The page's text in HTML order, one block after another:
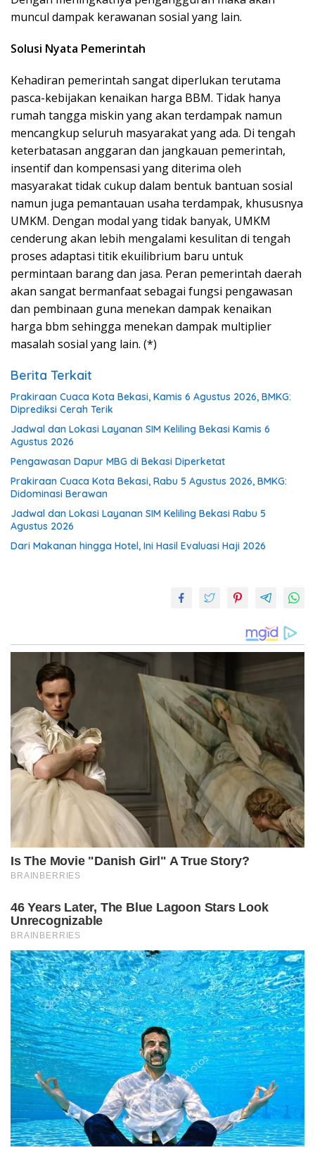
muncul dampak kerawanan sosial yang lain.
Solusi Nyata Pemerintah
Kehadiran pemerintah sangat diperlukan terutama
pasca-kebijakan kenaikan harga BBM. Tidak hanya
rumah tangga miskin yang akan terdampak namun
mencangkup seluruh masyarakat yang ada. Di tengah
keterbatasan anggaran dan jangkauan pemerintah,
insentif dan kompensasi yang diterima oleh
masyarakat tidak cukup dalam bentuk bantuan sosial
namun juga pemantauan usaha terdampak, khususnya
UMKM. Dengan modal yang tidak banyak, UMKM
cenderung akan lebih mengalami kesulitan di tengah
proses adaptasi titik ekuilibrium baru untuk
permintaan barang dan jasa. Peran pemerintah daerah
akan sangat bermanfaat sebagai fungsi pengawasan
dan pembinaan guna menekan dampak kenaikan
harga bbm sehingga menekan dampak multiplier
masalah sosial yang lain. (*)
Berita Terkait
Prakiraan Cuaca Kota Bekasi, Kamis 6 Agustus 2026, BMKG:
Diprediksi Cerah Terik
Jadwal dan Lokasi Layanan SIM Keliling Bekasi Kamis 6
Agustus 2026
Pengawasan Dapur MBG di Bekasi Diperketat
Prakiraan Cuaca Kota Bekasi, Rabu 5 Agustus 2026, BMKG:
Didominasi Berawan
Jadwal dan Lokasi Layanan SIM Keliling Bekasi Rabu 5
Agustus 2026
Dari Makanan hingga Hotel, Ini Hasil Evaluasi Haji 2026